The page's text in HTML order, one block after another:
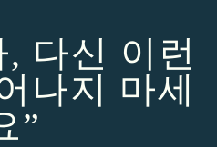
다신 이런
나지 마세
”